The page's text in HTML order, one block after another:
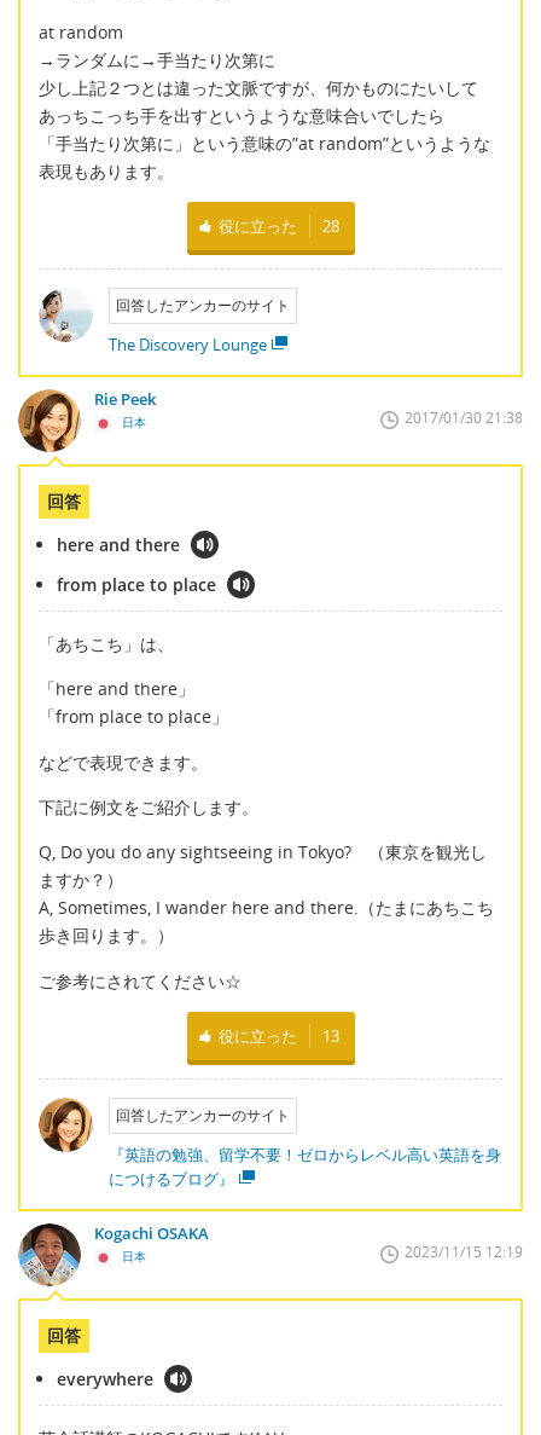
at random
→ランダムに→手当たり次第に
少し上記２つとは違った文脈ですが、何かものにたいして
あっちこっち手を出すというような意味合いでしたら
「手当たり次第に」という意味の”at random”というような
表現もあります。
役に立った 28
回答したアンカーのサイト
The Discovery Lounge
Rie Peek
日本 2017/01/30 21:38
回答
here and there
from place to place
「あちこち」は、
「here and there」
「from place to place」
などで表現できます。
下記に例文をご紹介します。
Q, Do you do any sightseeing in Tokyo? （東京を観光し
ますか？）
A, Sometimes, I wander here and there.（たまにあちこち
歩き回ります。）
ご参考にされてください☆
役に立った 13
回答したアンカーのサイト
『英語の勉強、留学不要！ゼロからレベル高い英語を身
につけるブログ』
Kogachi OSAKA
日本 2023/11/15 12:19
回答
everywhere